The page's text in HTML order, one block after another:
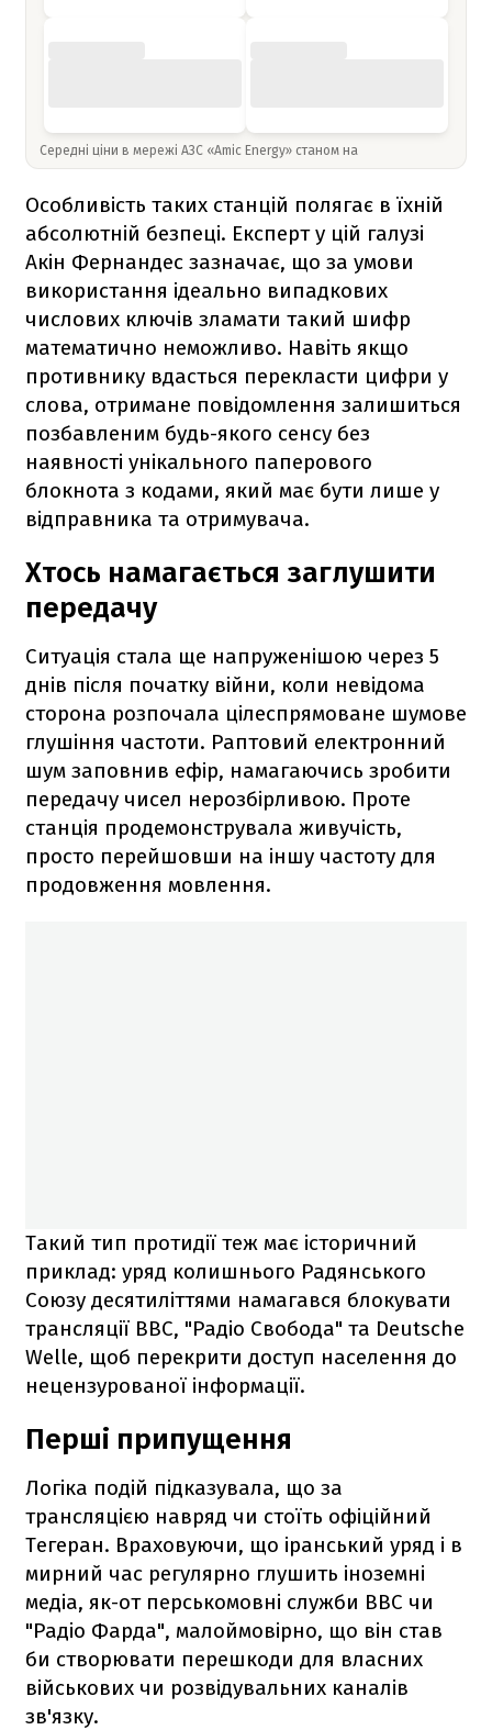
Середні ціни в мережі АЗС «Amic Energy» станом на
Особливість таких станцій полягає в їхній
абсолютній безпеці. Експерт у цій галузі
Акін Фернандес зазначає, що за умови
використання ідеально випадкових
числових ключів зламати такий шифр
математично неможливо. Навіть якщо
противнику вдасться перекласти цифри у
слова, отримане повідомлення залишиться
позбавленим будь-якого сенсу без
наявності унікального паперового
блокнота з кодами, який має бути лише у
відправника та отримувача.
Хтось намагається заглушити
передачу
Ситуація стала ще напруженішою через 5
днів після початку війни, коли невідома
сторона розпочала цілеспрямоване шумове
глушіння частоти. Раптовий електронний
шум заповнив ефір, намагаючись зробити
передачу чисел нерозбірливою. Проте
станція продемонструвала живучість,
просто перейшовши на іншу частоту для
продовження мовлення.
Такий тип протидії теж має історичний
приклад: уряд колишнього Радянського
Союзу десятиліттями намагався блокувати
трансляції BBC, "Радіо Свобода" та Deutsche
Welle, щоб перекрити доступ населення до
нецензурованої інформації.
Перші припущення
Логіка подій підказувала, що за
трансляцією навряд чи стоїть офіційний
Тегеран. Враховуючи, що іранський уряд і в
мирний час регулярно глушить іноземні
медіа, як-от перськомовні служби BBC чи
"Радіо Фарда", малоймовірно, що він став
би створювати перешкоди для власних
військових чи розвідувальних каналів
зв'язку.